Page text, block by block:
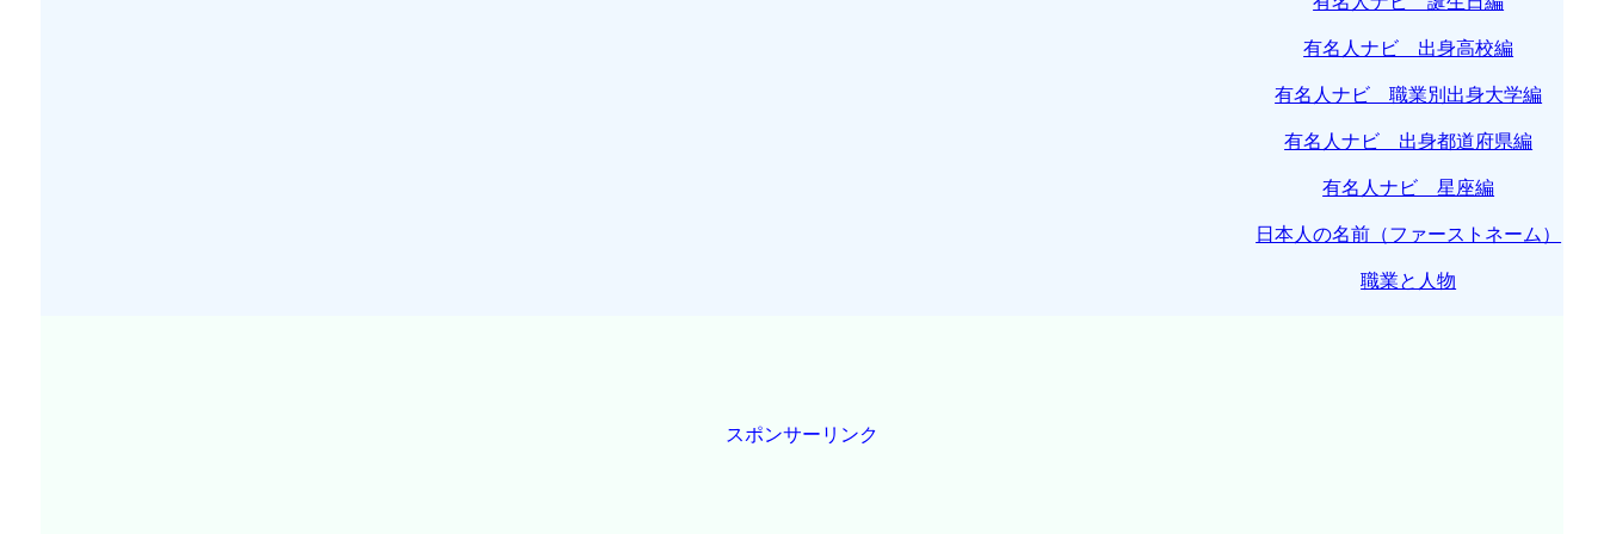
有名人ナビ 出身高校編
有名人ナビ 職業別出身大学編
有名人ナビ 出身都道府県編
有名人ナビ 星座編
日本人の名前（ファーストネーム）
職業と人物
スポンサーリンク